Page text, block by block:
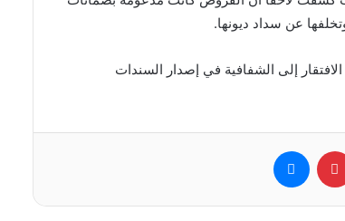
عن سداد ديونها.
من 500 مليون دولار بسبب الافتقار إلى الشفافية في إصدار السندات
بينتيريست